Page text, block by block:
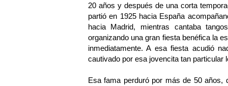
20 años y después de una corta
partió en 1925 hacia España
hacia Madrid, mientras cantaba
organizando una gran fiesta benéfica la
inmediatamente. A esa fiesta acudió
cautivado por esa jovencita tan particular
Esa fama perduró por más de 50 años,